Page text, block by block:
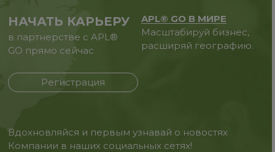
НАЧАТЬ КАРЬЕРУ
в партнерстве с APL®
GO прямо сейчас
Регистрация
APL® GO В МИРЕ
Масштабируй бизнес,
расширяй географию.
Вдохновляйся и первым узнавай о новостях
Компании в наших социальных сетях!